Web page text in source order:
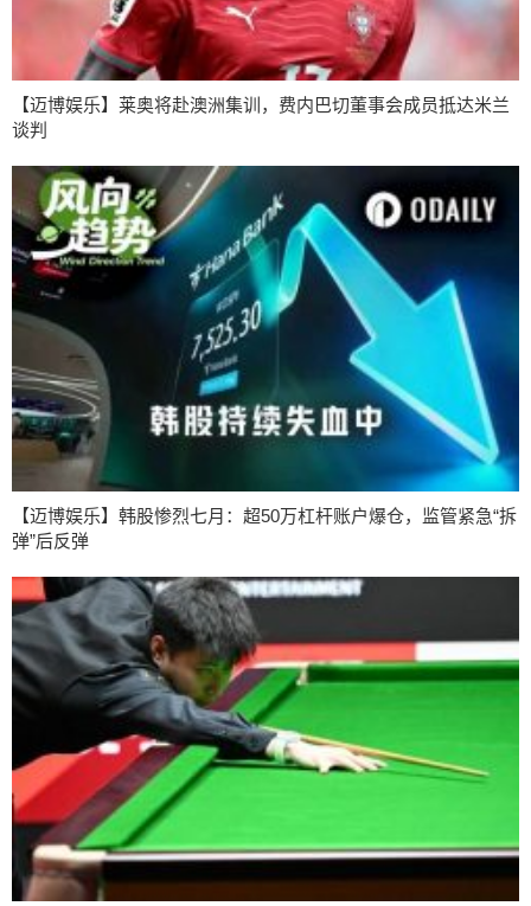
【迈博娱乐】莱奥将赴澳洲集训，费内巴切董事会成员抵达米兰
谈判
【迈博娱乐】韩股惨烈七月：超50万杠杆账户爆仓，监管紧急“拆
弹”后反弹